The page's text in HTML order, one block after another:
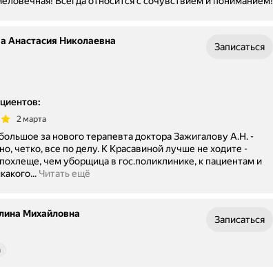
Анастасия Николаевна
Записаться
:
2 марта
за нового терапевта доктора Зажигалову А.Н. -
четко, все по делу. К Красавиной лучше не ходите -
чем уборщица в гос.поликлинике, к пациентам и
Читать ещё
Михайловна
Записаться